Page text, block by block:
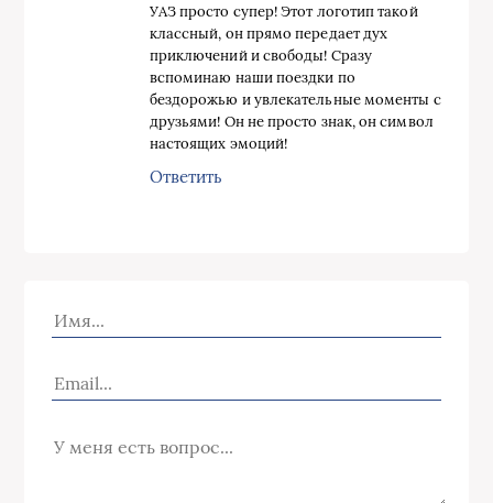
УАЗ просто супер! Этот логотип такой
классный, он прямо передает дух
приключений и свободы! Сразу
вспоминаю наши поездки по
бездорожью и увлекательные моменты с
друзьями! Он не просто знак, он символ
настоящих эмоций!
Ответить